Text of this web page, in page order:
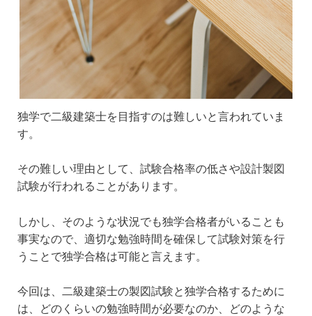
独学で二級建築士を目指すのは難しいと言われていま
す。
その難しい理由として、試験合格率の低さや設計製図
試験が行われることがあります。
しかし、そのような状況でも独学合格者がいることも
事実なので、適切な勉強時間を確保して試験対策を行
うことで独学合格は可能と言えます。
今回は、二級建築士の製図試験と独学合格するために
は、どのくらいの勉強時間が必要なのか、どのような